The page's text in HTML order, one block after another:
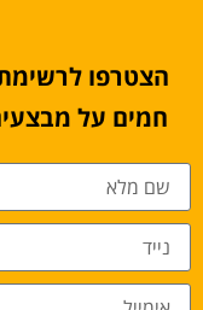
הצטרפו
חמים על